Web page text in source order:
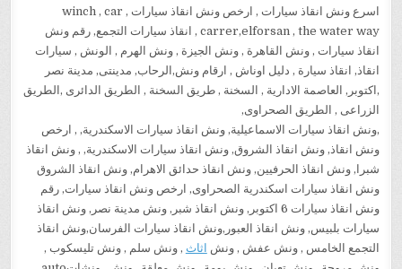
اسرع ونش انقاذ سيارات , ارخص ونش انقاذ سيارات , winch , car
carrer,elforsan , the water way , انقاذ سيارات التجمع, رقم ونش
انقاذ سيارات , ونش القاهرة , ونش الجيزة , ونش الهرم , الونش , سيارات
انقاذ, انقاذ سيارة , دليل اوناش , ارقام ونش,الرحاب, مدينتى, مدينة نصر
,اكتوبر, العاصمة الادارية , السخنة , طريق السخنة , الطريق الدائرى ,الطريق
الزراعى , الطريق الصحراوى,
,ونش انقاذ سيارات الاسماعيلية, ونش انقاذ سيارات الاسكندرية, , ارخص
ونش انقاذ, ونش انقاذ الشروق, ونش انقاذ سيارات الاسكندرية, , ونش انقاذ
شبرا, ونش انقاذ الحرفيين, ونش انقاذ حدائق الاهرام, ونش انقاذ الشروق
ونش انقاذ سيارات اسكندرية الصحراوى, ارخص ونش انقاذ سيارات, رقم
ونش انقاذ سيارات 6 اكتوبر, ونش انقاذ شبر, ونش مدينة نصر, ونش انقاذ
سيارات بلبيس, ونش انقاذ العبور,ونش انقاذ سيارات الفرسان,ونش انقاذ
التجمع الخامس , ونش عفش , ونش اثاث , ونش سلم , ونش تليسكوب ,